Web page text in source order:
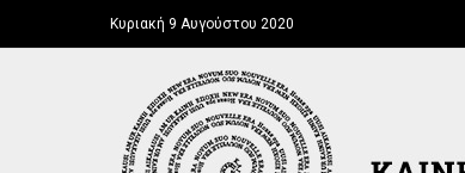
Κυριακή 9 Αυγούστου 2020